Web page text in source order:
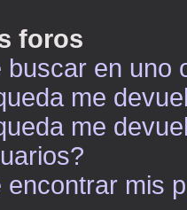
foros
en uno
me
me
mis